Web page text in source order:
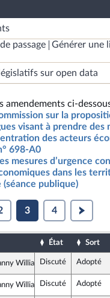
passage
Générer une
sur open data
amendements ci-
sur la
visant à prendre des
des acteurs
698-A0
mesures d’urgence
dans les
publique)
3 4
État Sort
et apparentés
WilliamDiscuté Adopté
et apparentés
WilliamDiscuté Adopté